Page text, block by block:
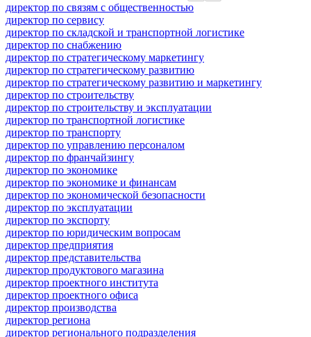
директор по связям с общественностью
директор по сервису
директор по складской и транспортной логистике
директор по снабжению
директор по стратегическому маркетингу
директор по стратегическому развитию
директор по стратегическому развитию и маркетингу
директор по строительству
директор по строительству и эксплуатации
директор по транспортной логистике
директор по транспорту
директор по управлению персоналом
директор по франчайзингу
директор по экономике
директор по экономике и финансам
директор по экономической безопасности
директор по эксплуатации
директор по экспорту
директор по юридическим вопросам
директор предприятия
директор представительства
директор продуктового магазина
директор проектного института
директор проектного офиса
директор производства
директор региона
директор регионального подразделения